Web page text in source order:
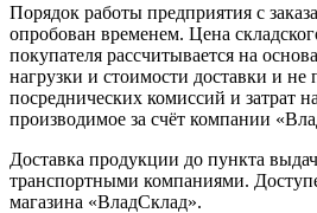
Порядок работы предприятия с
опробован временем. Цена
покупателя рассчитывается на
нагрузки и стоимости доставки и не
посреднических комиссий и затрат
производимое за счёт компании
Доставка продукции до пункта
транспортными компаниями.
магазина «ВладСклад».